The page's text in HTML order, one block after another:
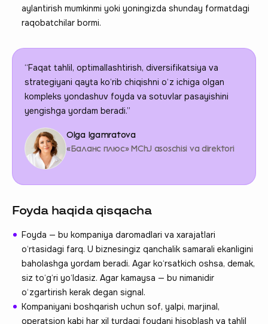
aylantirish mumkinmi yoki yoningizda shunday formatdagi
raqobatchilar bormi.
“Faqat tahlil, optimallashtirish, diversifikatsiya va
strategiyani qayta ko‘rib chiqishni o‘z ichiga olgan
kompleks yondashuv foyda va sotuvlar pasayishini
yengishga yordam beradi.”
Olga Igamratova
«Баланс плюс» MChJ asoschisi va direktori
Foyda haqida qisqacha
Foyda — bu kompaniya daromadlari va xarajatlari
o‘rtasidagi farq. U biznesingiz qanchalik samarali ekanligini
baholashga yordam beradi. Agar ko‘rsatkich oshsa, demak,
siz to‘g‘ri yo‘ldasiz. Agar kamaysa — bu nimanidir
o‘zgartirish kerak degan signal.
Kompaniyani boshqarish uchun sof, yalpi, marjinal,
operatsion kabi har xil turdagi foydani hisoblash va tahlil